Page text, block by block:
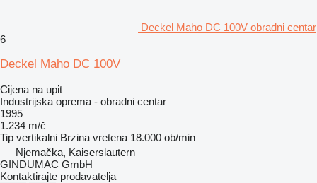
Deckel Maho DC 100V obradni centar
6
Deckel Maho DC 100V
Cijena na upit
Industrijska oprema - obradni centar
1995
1.234 m/č
Tip vertikalni Brzina vretena 18.000 ob/min
Njemačka, Kaiserslautern
GINDUMAC GmbH
Kontaktirajte prodavatelja